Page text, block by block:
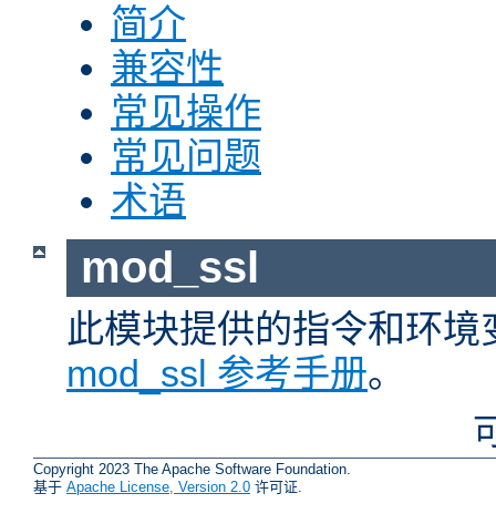
简介
兼容性
常见操作
常见问题
术语
mod_ssl
此模块提供的指令和环
mod_ssl 参考手册。
Copyright 2023 The Apache Software Foundation.
基于 Apache License, Version 2.0 许可证.